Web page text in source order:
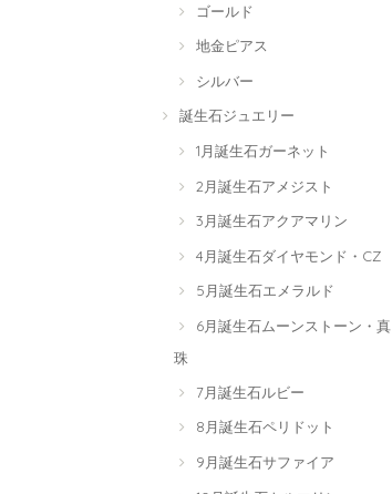
ゴールド
地金ピアス
シルバー
誕生石ジュエリー
1月誕生石ガーネット
2月誕生石アメジスト
3月誕生石アクアマリン
4月誕生石ダイヤモンド・CZ
5月誕生石エメラルド
6月誕生石ムーンストーン・真
珠
7月誕生石ルビー
8月誕生石ペリドット
9月誕生石サファイア